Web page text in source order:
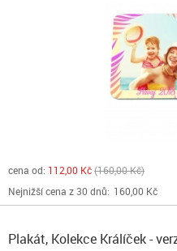
cena od: 112,00 Kč 160,00 Kč
Nejnižší cena z 30 dnů: 160,00 Kč
Plakát, Kolekce Králíček -